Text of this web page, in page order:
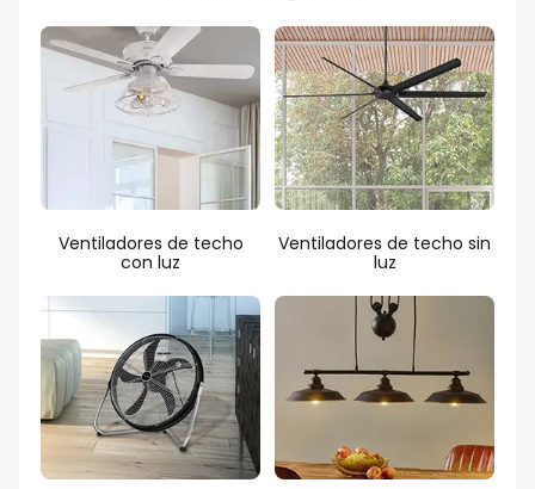
Ventiladores de techo
con luz
Ventiladores de techo sin
luz